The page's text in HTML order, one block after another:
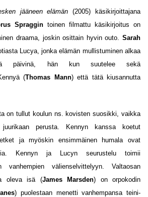
jääneen elämän (2005) käsikirjoittajana
Spraggin toinen filmattu käsikirjoitus on
draama, joskin osittain hyvin outo. Sarah
Lucya, jonka elämän mullistuminen alkaa
päivinä, hän kun suutelee sekä
(Thomas Mann) että tätä kiusannutta
on tullut koulun ns. kovisten suosikki, vaikka
perusta. Kennyn kanssa koetut
ja myöskin ensimmäinen humala ovat
Kennyn ja Lucyn seurustelu toimii
vanhempien välienselvittelyyn. Valtaosan
oleva isä (James Marsden) on orpokodin
) puolestaan menetti vanhempansa teini-